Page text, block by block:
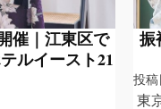
催｜江東区で
ルイースト21
振
投
東